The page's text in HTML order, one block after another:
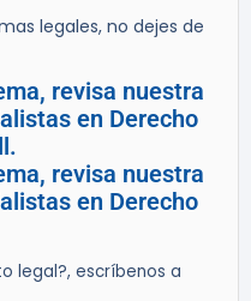
legales, no dejes de
revisa nuestra
en Derecho
revisa nuestra
en Derecho
legal?, escríbenos a